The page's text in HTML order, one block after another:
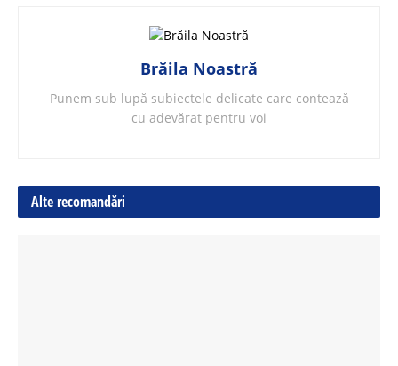
Brăila Noastră
Punem sub lupă subiectele delicate care contează
cu adevărat pentru voi
Alte recomandări